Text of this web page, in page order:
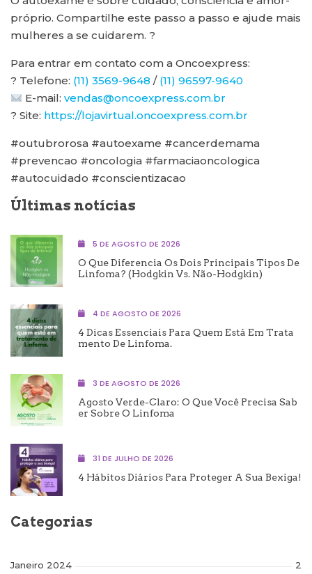
próprio. Compartilhe este passo a passo e ajude mais
mulheres a se cuidarem. ?
Para entrar em contato com a Oncoexpress:
? Telefone: (11) 3569-9648 / (11) 96597-9640
E-mail:vendas@oncoexpress.com.br
? Site: https://lojavirtual.oncoexpress.com.br
#outubrorosa #autoexame #cancerdemama
#prevencao #oncologia #farmaciaoncologica
#autocuidado #conscientizacao
Últimas notícias
5 DE AGOSTO DE 2026
O Que Diferencia Os Dois Principais Tipos De
Linfoma? (Hodgkin Vs. Não-Hodgkin)
4 DE AGOSTO DE 2026
4 Dicas Essenciais Para Quem Está Em Trata
Mento De Linfoma.
3 DE AGOSTO DE 2026
Agosto Verde-Claro: O Que Você Precisa Sab
Er Sobre O Linfoma
31 DE JULHO DE 2026
4 Hábitos Diários Para Proteger A Sua Bexiga!
Categorias
Janeiro 2024 2